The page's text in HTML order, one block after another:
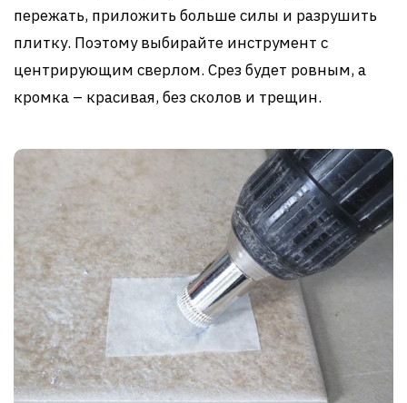
пережать, приложить больше силы и разрушить
плитку. Поэтому выбирайте инструмент с
центрирующим сверлом. Срез будет ровным, а
кромка – красивая, без сколов и трещин.